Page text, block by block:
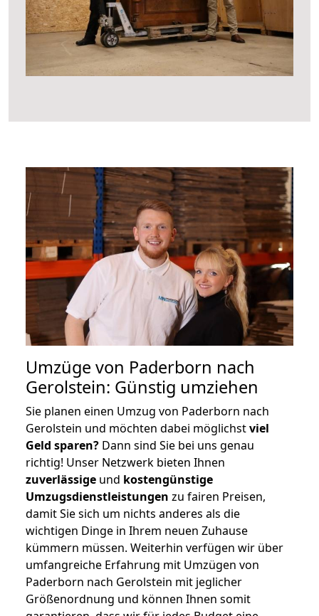
Umzüge von Paderborn nach
Gerolstein: Günstig umziehen
Sie planen einen Umzug von Paderborn nach
Gerolstein und möchten dabei möglichstviel
Geld sparen? Dann sind Sie bei uns genau
richtig! Unser Netzwerk bieten Ihnen
zuverlässige und kostengünstige
Umzugsdienstleistungen zu fairen Preisen,
damit Sie sich um nichts anderes als die
wichtigen Dinge in Ihrem neuen Zuhause
kümmern müssen. Weiterhin verfügen wir über
umfangreiche Erfahrung mit Umzügen von
Paderborn nach Gerolstein mit jeglicher
Größenordnung und können Ihnen somit